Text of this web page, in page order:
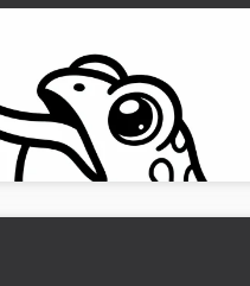
tungan: Enkelt
fluga. Ladda ner målarbilden